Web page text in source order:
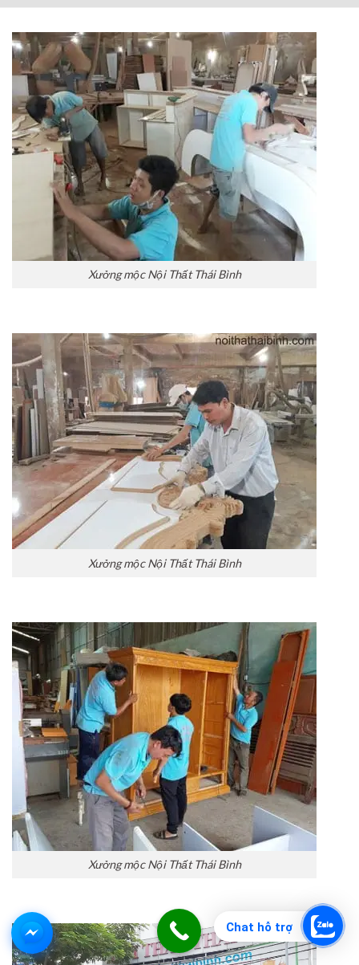
Xưởng mộc Nội Thất Thái Bình
Xưởng mộc Nội Thất Thái Bình
Xưởng mộc Nội Thất Thái Bình
Chat hỗ trợ